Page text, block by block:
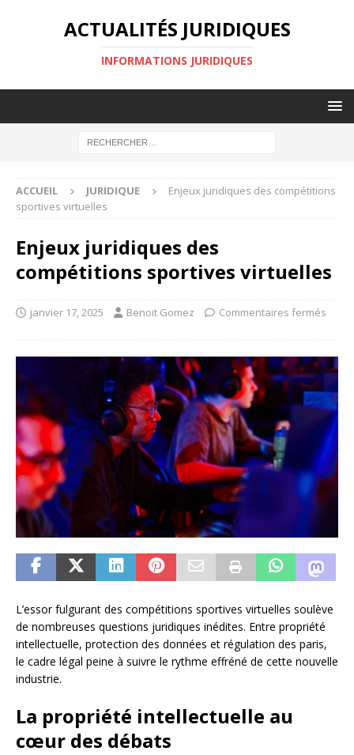
ACTUALITÉS JURIDIQUES
INFORMATIONS JURIDIQUES
ACCUEIL JURIDIQUE
Enjeux juridiques des compétitions
sportives virtuelles
Enjeux juridiques des
compétitions sportives virtuelles
janvier 17, 2025 Benoit Gomez Commentaires fermés
L’essor fulgurant des compétitions sportives virtuelles soulève
de nombreuses questions juridiques inédites. Entre propriété
intellectuelle, protection des données et régulation des paris,
le cadre légal peine à suivre le rythme effréné de cette nouvelle
industrie.
La propriété intellectuelle au
cœur des débats